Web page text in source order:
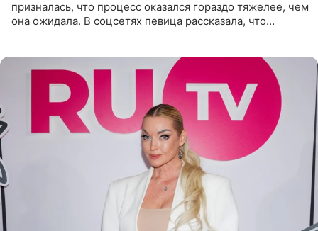
призналась, что процесс оказался гораздо тяжелее, чем
она ожидала. В соцсетях певица рассказала, что